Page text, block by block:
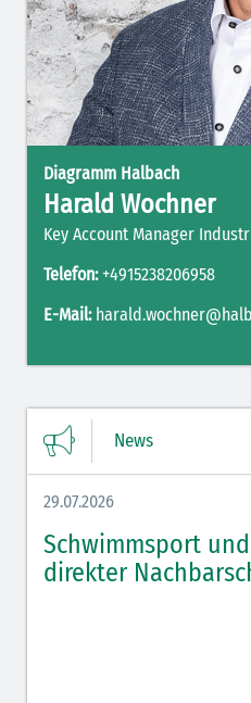
Diagramm Halbach
Harald Wochner
Key Account Manager
Telefon: +4915238206958
E-Mail:
News
29.07.2026
Schwimmsport
direkter